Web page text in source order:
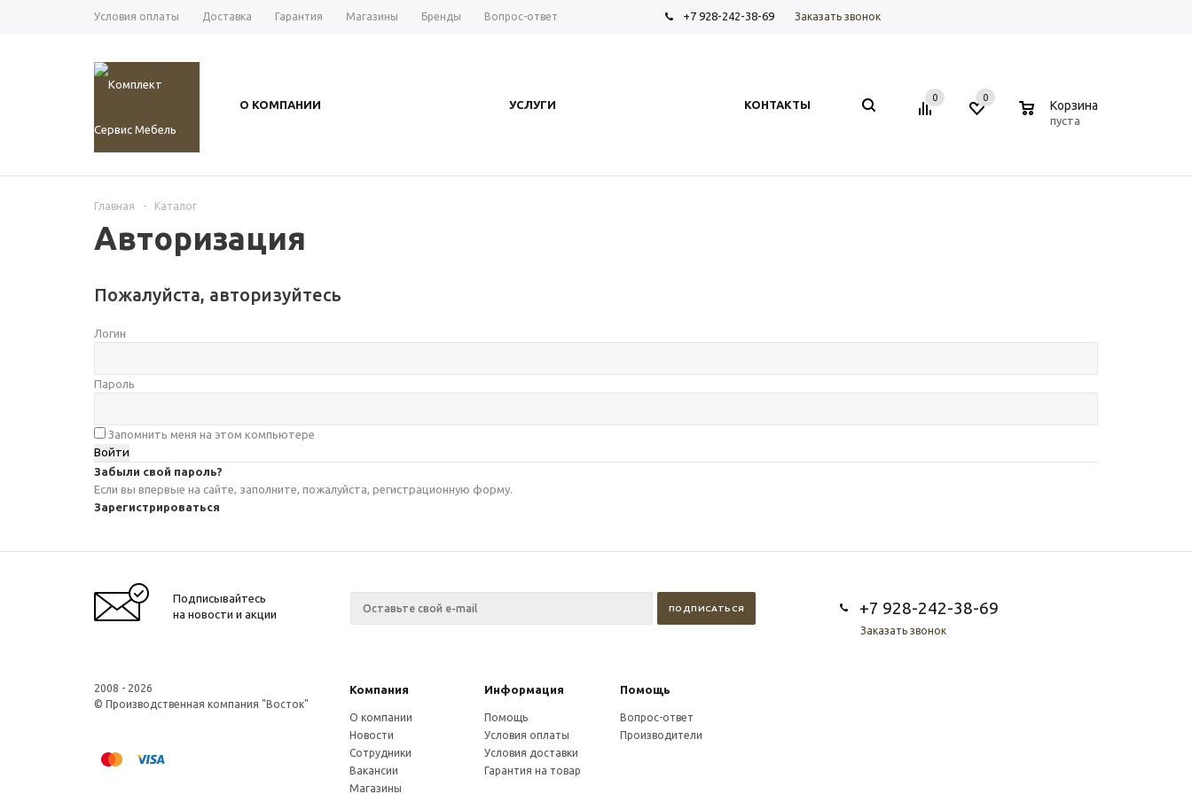
Условия оплаты Доставка Гарантия Магазины Бренды Вопрос-ответ +7 928-242-38-69 Заказать звонок
О КОМПАНИИ УСЛУГИ КОНТАКТЫ
0 0
Корзина
пуста
Главная - Каталог
Авторизация
Пожалуйста, авторизуйтесь
Логин
Пароль
Запомнить меня на этом компьютере
Забыли свой пароль?
Если вы впервые на сайте, заполните, пожалуйста, регистрационную форму.
Зарегистрироваться
Подписывайтесь
на новости и акции
+7 928-242-38-69
Заказать звонок
2008 - 2026
© Производственная компания "Восток"
Компания Информация Помощь
О компании
Новости
Сотрудники
Вакансии
Магазины
Помощь
Условия оплаты
Условия доставки
Гарантия на товар
Вопрос-ответ
Производители